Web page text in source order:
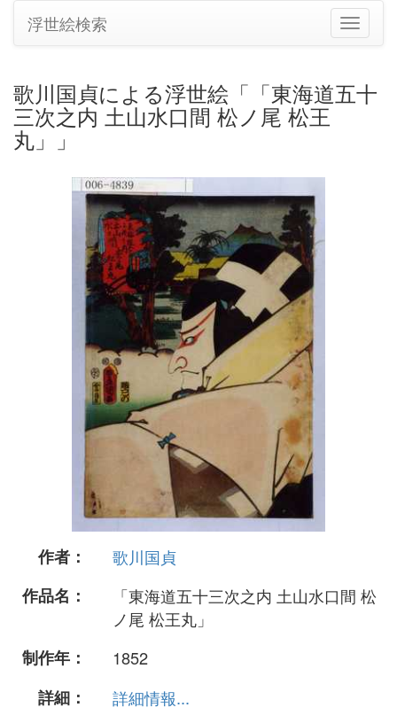
ナ
ビ
シ
浮世絵検索
歌川国貞による浮世絵「「東海道五十
三次之内 土山水口間 松ノ尾 松王
丸」」
作者：
歌川国貞
作品名：
「東海道五十三次之内 土山水口間 松
ノ尾 松王丸」
制作年：
1852
詳細：
詳細情報...